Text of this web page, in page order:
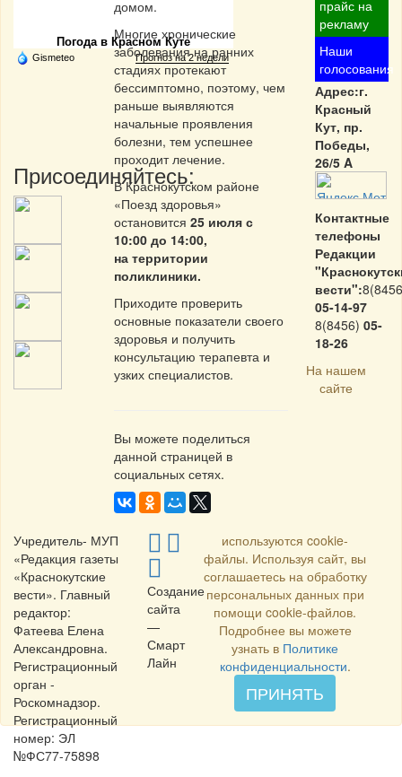
Частная реклама
Погода в Красном Куте
Gismeteo Прогноз на 2 недели
Присоединяйтесь:
домом.
Многие хронические
заболевания на ранних
стадиях протекают
бессимптомно, поэтому, чем
раньше выявляются
начальные проявления
болезни, тем успешнее
проходит лечение.
В Краснокутском районе
«Поезд здоровья»
остановится 25 июля с
10:00 до 14:00,
на территории
поликлиники.
Приходите проверить
основные показатели своего
здоровья и получить
консультацию терапевта и
узких специалистов.
Вы можете поделиться
данной страницей в
социальных сетях.
прайс на
рекламу
Наши
голосования
Адрес:г.
Красный
Кут, пр.
Победы,
26/5 A
Контактные
телефоны
Редакции
вести":
05-14-97
8(8456) 05-
18-26
Учредитель- МУП
«Редакция газеты
«Краснокутские
вести». Главный
редактор:
Фатеева Елена
Александровна.
Регистрационный
орган -
Роскомнадзор.
Регистрационный
номер: ЭЛ
№ФС77-75898
Создание
сайта
—
Смарт
Лайн
На нашем
сайте
используются cookie-
файлы. Используя сайт, вы
соглашаетесь на обработку
персональных данных при
помощи cookie-файлов.
Подробнее вы можете
узнать в Политике
конфиденциальности.
ПРИНЯТЬ